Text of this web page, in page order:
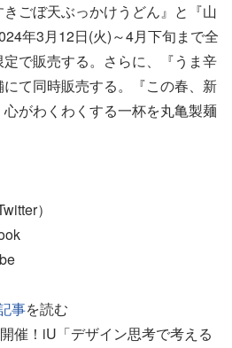
ごぼ天ぶっかけうどん』と『山
年3月12日(火)～4月下旬まで全
で販売する。さらに、『うま辛
て同時販売する。『この春、新
がわくわくする一杯を丸亀製麺
）
事を読む
催！iU「デザイン思考で考える